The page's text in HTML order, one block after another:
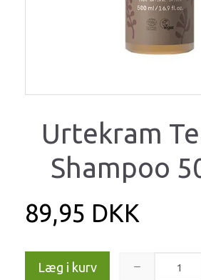
Urtekram
Shampoo
89,95 DKK
Læg i kurv